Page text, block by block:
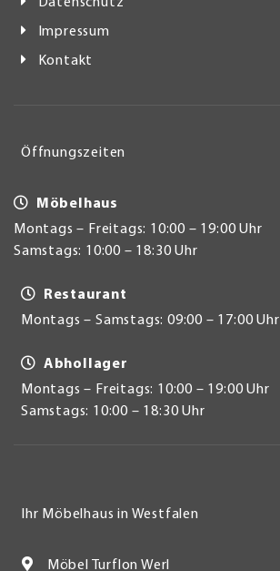
Impressum
Kontakt
Öffnungszeiten
Möbelhaus
Montags – Freitags: 10:00 – 19:00 Uhr
Samstags: 10:00 – 18:30 Uhr
Restaurant
Montags – Samstags: 09:00 – 17:00 Uhr
Abhollager
Montags – Freitags: 10:00 – 19:00 Uhr
Samstags: 10:00 – 18:30 Uhr
Ihr Möbelhaus in Westfalen
Möbel Turflon Werl